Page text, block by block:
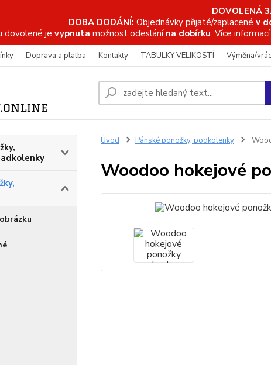
DOVOLENÁ
DOBA DODÁNÍ: Objednávky přijaté/zaplacené v
dovolené je vypnuta možnost odeslání na dobírku. Více informací
Doprava a platba Kontakty TABULKY VELIKOSTÍ Výměna/
Úvod Pánské ponožky, podkolenky
Woodoo hokejové